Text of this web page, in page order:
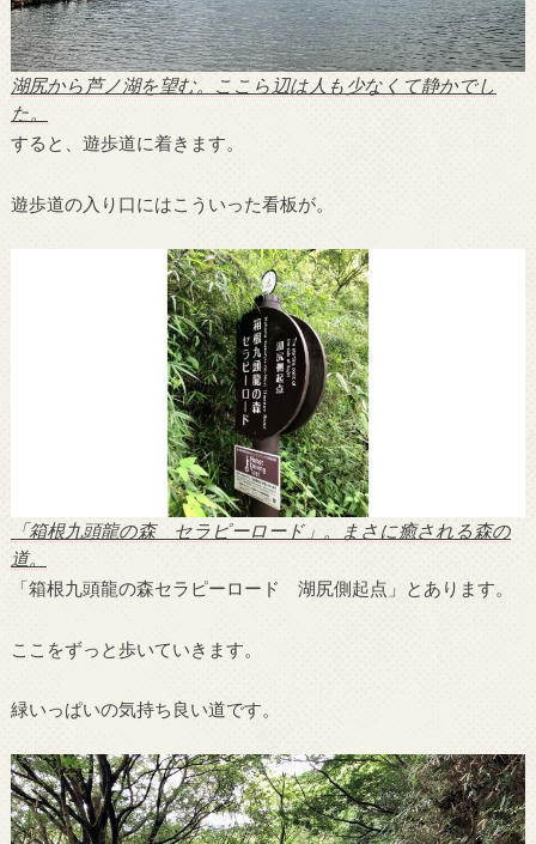
湖尻から芦ノ湖を望む。ここら辺は人も少なくて静かでし
た。
すると、遊歩道に着きます。
遊歩道の入り口にはこういった看板が。
「箱根九頭龍の森 セラピーロード」。まさに癒される森の
道。
「箱根九頭龍の森セラピーロード 湖尻側起点」とあります。
ここをずっと歩いていきます。
緑いっぱいの気持ち良い道です。